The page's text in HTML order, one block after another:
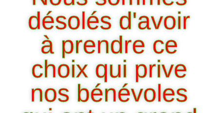
désolés d'avoir
à prendre ce
choix qui prive
nos bénévoles